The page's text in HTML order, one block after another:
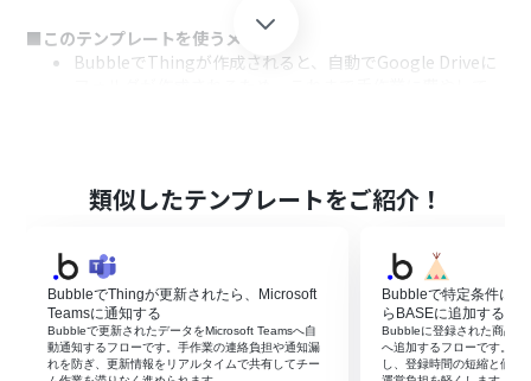
■このテンプレートを使うメリット
BubbleでThingが作成されると、自動でGoogle Driveに
■フローボットの流れ
次に、トリガーでBubbleを選択し、「Thingが作成され
たら」というアクションを設定する
最後に、オペレーションでGoogle Driveの「フォルダを
作成」アクションを設定し、任意のフォルダ名で作成され
るように設定する
類似したテンプレートをご紹介！
BubbleでThingが更新されたら、Microsoft
Teamsに通知する
Bubbleで更新されたデータをMicrosoft Teamsへ自
動通知するフローです。手作業の連絡負担や通知漏
れを防ぎ、更新情報をリアルタイムで共有してチー
Bubbleで特定条件に
らBASEに追加する
Bubbleに登録された商品
へ追加するフローです。手
し、登録時間の短縮と価格